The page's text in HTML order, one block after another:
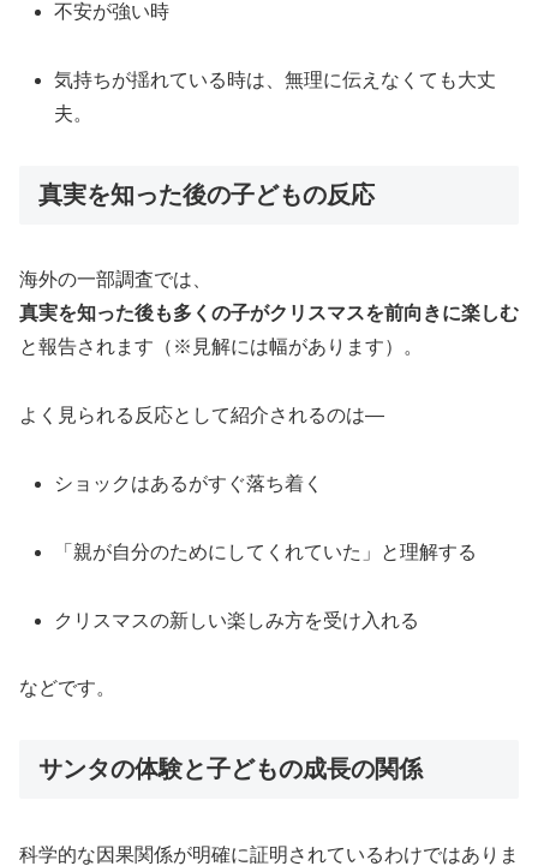
不安が強い時
気持ちが揺れている時は、無理に伝えなくても大丈
夫。
真実を知った後の子どもの反応
海外の一部調査では、
真実を知った後も多くの子がクリスマスを前向きに楽しむ
と報告されます（※見解には幅があります）。
よく見られる反応として紹介されるのは—
ショックはあるがすぐ落ち着く
「親が自分のためにしてくれていた」と理解する
クリスマスの新しい楽しみ方を受け入れる
などです。
サンタの体験と子どもの成長の関係
科学的な因果関係が明確に証明されているわけではありま